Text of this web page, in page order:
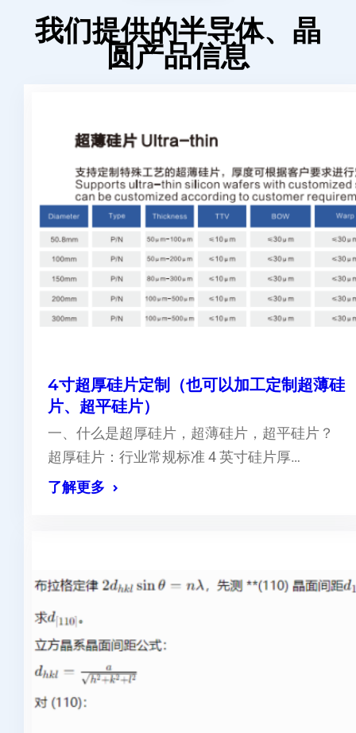
我们提供的半导体、晶
圆产品信息
4寸超厚硅片定制（也可以加工定制超薄硅
片、超平硅片）
一、什么是超厚硅片，超薄硅片，超平硅片？
超厚硅片：行业常规标准 4 英寸硅片厚…
了解更多